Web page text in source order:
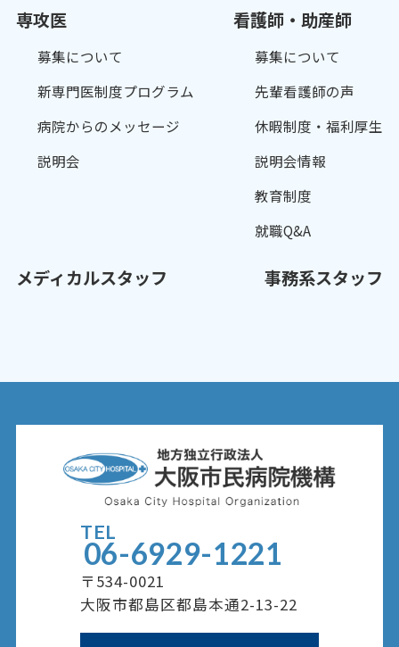
専攻医
募集について
新専門医制度プログラム
病院からのメッセージ
説明会
看護師・助産師
募集について
先輩看護師の声
休暇制度・福利厚生
説明会情報
教育制度
就職Q&A
メディカルスタッフ 事務系スタッフ
TEL
06-6929-1221
〒534-0021
大阪市都島区都島本通2-13-22